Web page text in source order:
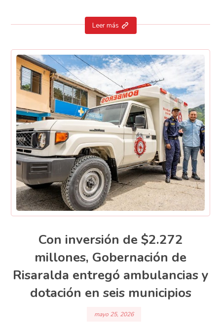
Leer más
Con inversión de $2.272
millones, Gobernación de
Risaralda entregó ambulancias y
dotación en seis municipios
mayo 25, 2026